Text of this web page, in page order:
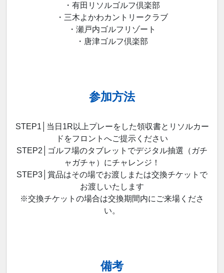
・有田リソルゴルフ倶楽部
・三木よかわカントリークラブ
・瀬戸内ゴルフリゾート
・唐津ゴルフ倶楽部
参加方法
STEP1│当日1R以上プレーをした領収書とリソルカー
ドをフロントへご提示ください
STEP2│ゴルフ場のタブレットでデジタル抽選（ガチ
ャガチャ）にチャレンジ！
STEP3│賞品はその場でお渡しまたは交換チケットで
お渡しいたします
※交換チケットの場合は交換期間内にご来場くださ
い。
備考